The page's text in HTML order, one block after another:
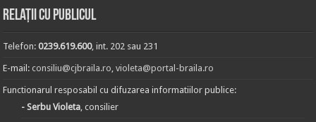
Relații cu publicul
Telefon:0239.619.600, int. 202 sau 231
E-mail:consiliu@cjbraila.ro ,violeta@portal-braila.ro
Functionarul resposabil cu difuzarea informatiilor publice:
- Serbu Violeta , consilier